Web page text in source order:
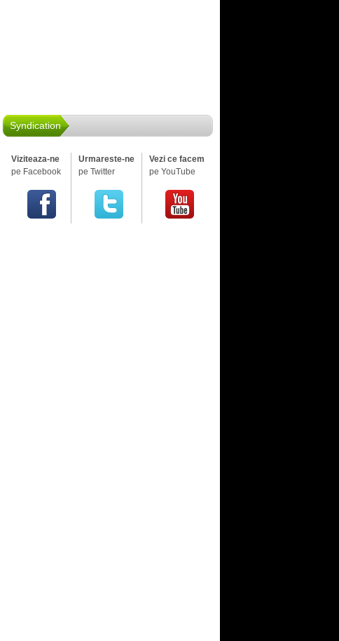
Syndication
Viziteaza-ne
pe Facebook
Urmareste-ne
pe Twitter
Vezi ce facem
pe YouTube